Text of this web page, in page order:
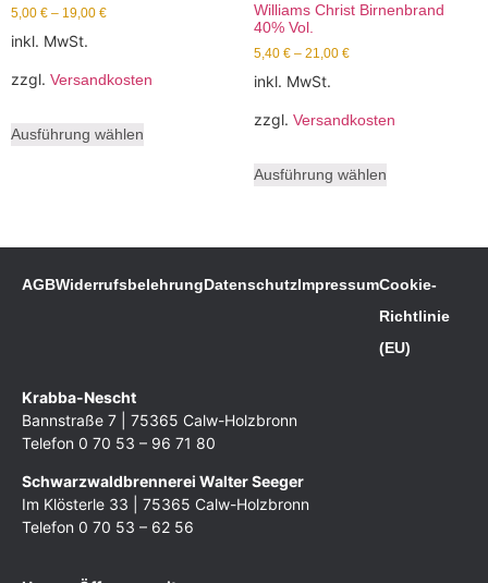
5,00 € – 19,00 €
inkl. MwSt.
zzgl. Versandkosten
Ausführung wählen
Williams Christ Birnenbrand
40% Vol.
5,40 €– 21,00 €
inkl. MwSt.
zzgl. Versandkosten
Ausführung wählen
Krabba-Nescht
Bannstraße 7 | 75365 Calw-Holzbronn
Telefon 0 70 53 – 96 71 80
Schwarzwaldbrennerei Walter Seeger
Im Klösterle 33 | 75365 Calw-Holzbronn
Telefon 0 70 53 – 62 56
AGBWiderrufsbelehrungDatenschutzImpressumCookie-
Richtlinie
(EU)